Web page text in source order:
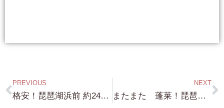
PREVIOUS
格安！琵琶湖浜前 約240坪を買ってくれた方には・・もれなく 約3,600坪の 裏山をプレゼント！（笑）真面目に本当の話です！ 場所は 滋賀県長浜市！
NEXT
またまた 蓬莱！琵琶湖浜前 専用スロープ付き ボート琵琶湖に降ろせます！・・約400坪 8,000万円！